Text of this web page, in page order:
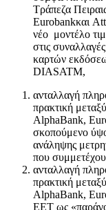
Τράπεζα
Eurobankκαι
νέο μοντέλο
στις
καρτών
DIASATM,
ανταλλαγή
πρακτική
AlphaBank,
σκοπούμενο
ανάληψης
που
ανταλλαγή
πρακτική
AlphaBank,
ΕΕΤ ως